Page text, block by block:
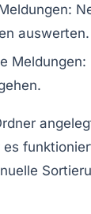
:
auswerten.
Meldungen: